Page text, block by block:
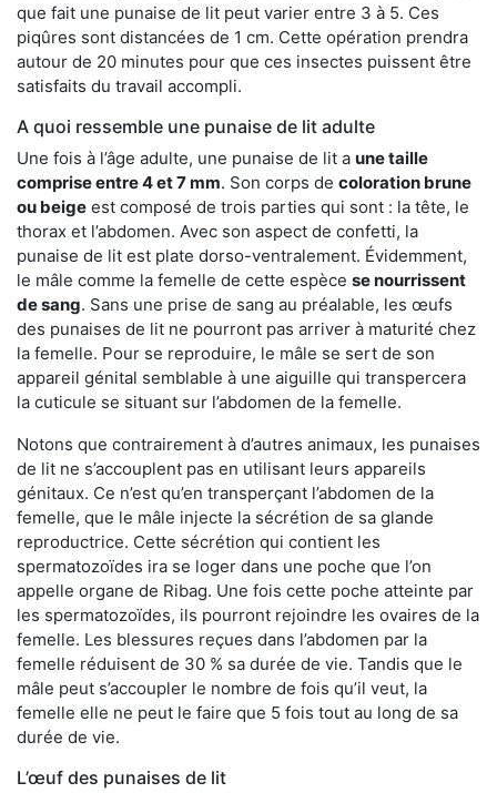
que fait une punaise de lit peut varier entre 3 à 5. Ces
piqûres sont distancées de 1 cm. Cette opération prendra
autour de 20 minutes pour que ces insectes puissent être
satisfaits du travail accompli.
A quoi ressemble une punaise de lit adulte
Une fois à l’âge adulte, une punaise de lit a une taille
comprise entre 4 et 7 mm. Son corps de coloration brune
ou beige est composé de trois parties qui sont : la tête, le
thorax et l’abdomen. Avec son aspect de confetti, la
punaise de lit est plate dorso-ventralement. Évidemment,
le mâle comme la femelle de cette espèce se nourrissent
de sang. Sans une prise de sang au préalable, les œufs
des punaises de lit ne pourront pas arriver à maturité chez
la femelle. Pour se reproduire, le mâle se sert de son
appareil génital semblable à une aiguille qui transpercera
la cuticule se situant sur l’abdomen de la femelle.
Notons que contrairement à d’autres animaux, les punaises
de lit ne s’accouplent pas en utilisant leurs appareils
génitaux. Ce n’est qu’en transperçant l’abdomen de la
femelle, que le mâle injecte la sécrétion de sa glande
reproductrice. Cette sécrétion qui contient les
spermatozoïdes ira se loger dans une poche que l’on
appelle organe de Ribag. Une fois cette poche atteinte par
les spermatozoïdes, ils pourront rejoindre les ovaires de la
femelle. Les blessures reçues dans l’abdomen par la
femelle réduisent de 30 % sa durée de vie. Tandis que le
mâle peut s’accoupler le nombre de fois qu’il veut, la
femelle elle ne peut le faire que 5 fois tout au long de sa
durée de vie.
L’œuf des punaises de lit